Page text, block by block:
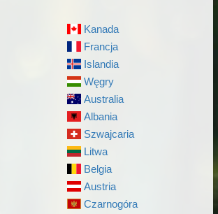
Kanada
Francja
Islandia
Węgry
Australia
Albania
Szwajcaria
Litwa
Belgia
Austria
Czarnogóra